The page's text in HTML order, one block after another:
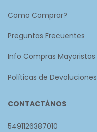
Como Comprar?
Preguntas Frecuentes
Info Compras Mayoristas
Políticas de Devoluciones
CONTACTÁNOS
5491126387010